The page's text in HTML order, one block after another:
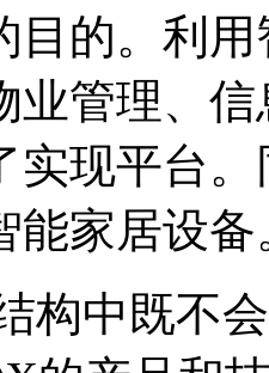
目的。利
业管理、
实现平台
能家居设备
构中既不